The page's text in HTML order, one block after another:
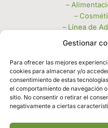
Gestionar
Para ofrecer las mejores
cookies para almacenar y/o
consentimiento de estas
el comportamiento de navegación
sitio. No consentir o retirar el
negativamente a ciertas
–
–
– Línea de
– Miel,
– Piedras
– Productos de
– Política